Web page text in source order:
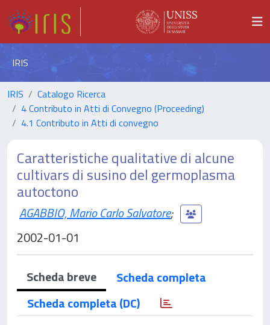
IRIS
IRIS
Catalogo Ricerca
4 Contributo in Atti di Convegno (Proceeding)
4.1 Contributo in Atti di convegno
Caratteristiche qualitative di alcune
cultivars di susino del germoplasma
autoctono
AGABBIO, Mario Carlo Salvatore;
2002-01-01
Scheda breve
Scheda completa
Scheda completa (DC)